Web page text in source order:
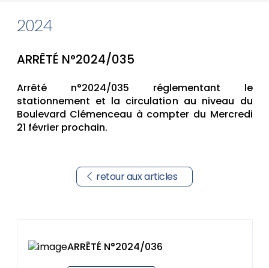
2024
Arrêté n°2024/035 réglementant le
stationnement et la circulation au niveau du
Boulevard Clémenceau à compter du Mercredi
21 février prochain.
ARRÊTÉ N°2024/035
retour aux articles
ARRÊTÉ N°2024/036